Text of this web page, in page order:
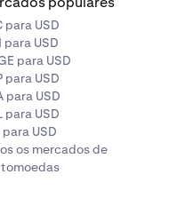
ocorreu uma
em tempo
rápidas,
ativos. É
do mercado
para USD
para USD
para USD
para USD
para USD
para USD
para USD
os mercados de